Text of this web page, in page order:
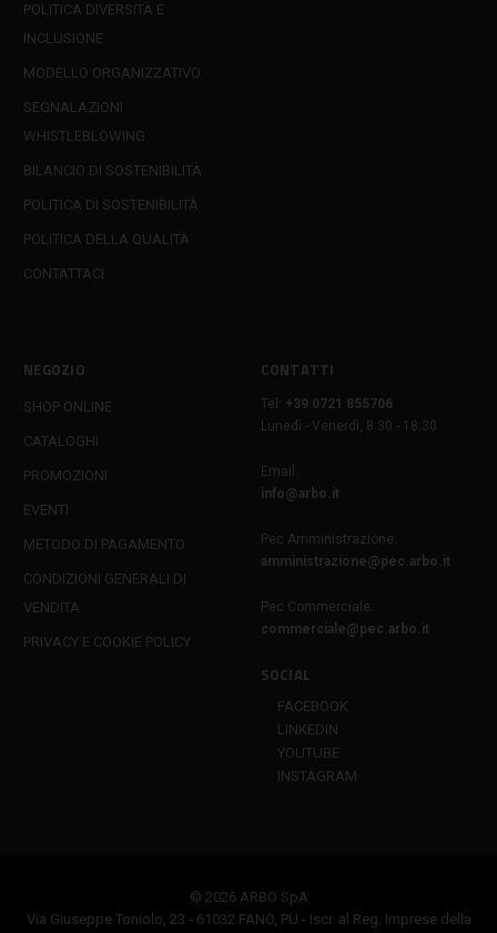
POLITICA DIVERSITÀ E
INCLUSIONE
MODELLO ORGANIZZATIVO
SEGNALAZIONI
WHISTLEBLOWING
BILANCIO DI SOSTENIBILITÀ
POLITICA DI SOSTENIBILITÀ
POLITICA DELLA QUALITÀ
CONTATTACI
NEGOZIO
SHOP ONLINE
CATALOGHI
PROMOZIONI
EVENTI
METODO DI PAGAMENTO
CONDIZIONI GENERALI DI
VENDITA
PRIVACY E COOKIE POLICY
CONTATTI
Tel:
+39 0721 855706
Lunedì - Venerdì, 8:30 - 18:30
Email:
info@arbo.it
Pec Amministrazione:
amministrazione@pec.arbo.it
Pec Commerciale:
commerciale@pec.arbo.it
SOCIAL
FACEBOOK
LINKEDIN
YOUTUBE
INSTAGRAM
© 2026 ARBO SpA
Via Giuseppe Toniolo, 23 - 61032 FANO, PU - Iscr. al Reg. Imprese della